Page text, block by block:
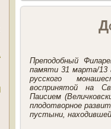
Преподобный
памяти 31 марта/13
русского
воспринятой на
Паисием
плодотворное
пустыни,